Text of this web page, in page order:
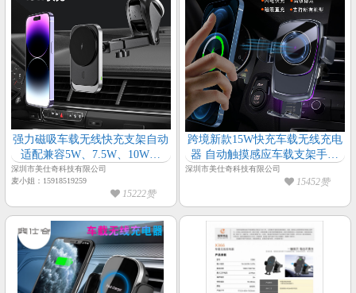
强力磁吸车载无线快充支架自动
适配兼容5W、7.5W、10W、
15W车载无线充支架
深圳市美仕奇科技有限公司
麦小姐：15918519259
15222赞
跨境新款15W快充车载无线充电
器 自动触摸感应车载支架手机
无线充
深圳市美仕奇科技有限公司
15452赞